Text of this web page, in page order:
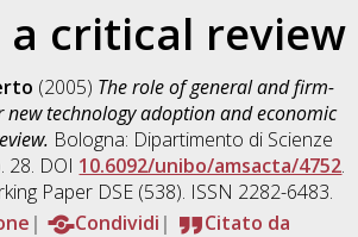
critical review
(2005) The role of general and firm-
technology adoption and economic
Bologna: Dipartimento di Scienze
28. DOI 10.6092/unibo/amsacta/4752.
Paper DSE (538). ISSN 2282-6483.
Condividi
Citato da